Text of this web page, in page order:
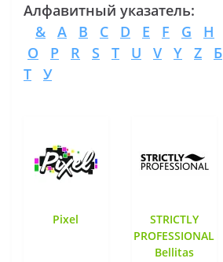
Алфавитный указатель:
&
A B C D E F G H
O
P R S T U V Y Z Б
Т
У
Pixel
STRICTLY
PROFESSIONAL
Bellitas